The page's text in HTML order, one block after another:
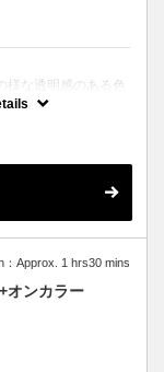
様な透明感のある色
の方はコレ♪
ーカラーもこちらで
：Approx. 1 hrs30 mins
オンカラー